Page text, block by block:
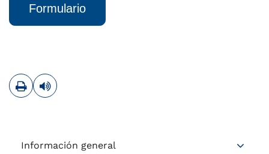
Formulario
ImprimirLeer contenido
Información general